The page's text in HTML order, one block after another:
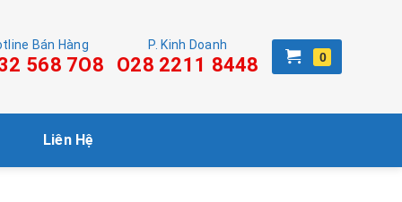
Bán Hàng
568 7O8
P. Kinh Doanh
O28 2211 8448
Liên Hệ